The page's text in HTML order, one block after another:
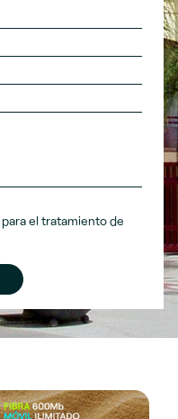
para el tratamiento de